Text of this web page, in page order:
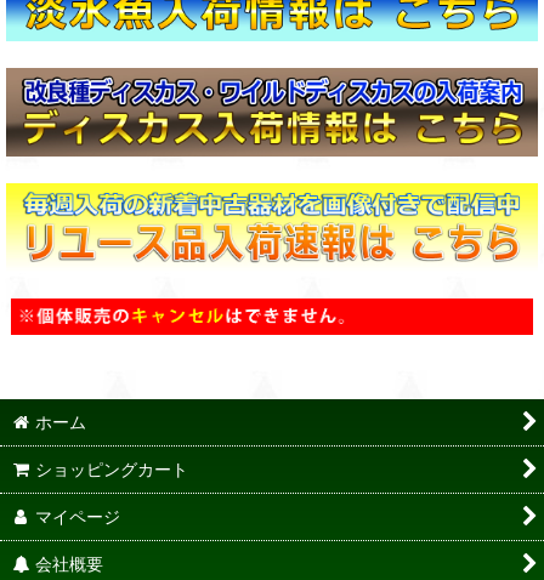
ホーム
ショッピングカート
マイページ
会社概要